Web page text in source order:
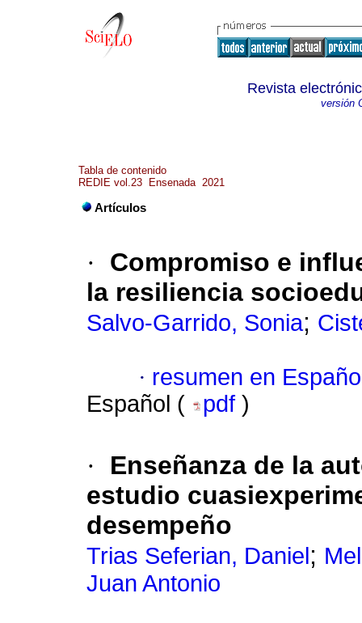
Revista
versión
Tabla de contenido
REDIE vol.23 Ensenada 2021
Artículos
·
Compromiso e
la resiliencia
Salvo-Garrido, Sonia;
· resumen en
Español (
pdf )
·
Enseñanza de la
estudio
desempeño
Trias Seferian, Daniel ;
Juan Antonio